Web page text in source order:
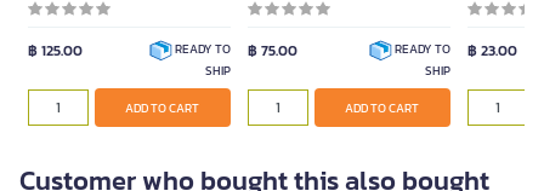
฿ 125.00
READY TO
SHIP
ADD TO CART
฿ 75.00
READY TO
SHIP
ADD TO CART
฿ 23.00
Customer who bought this also bought